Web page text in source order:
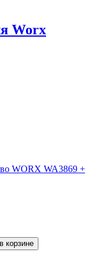
Worx
WORX WA3869 +
корзине